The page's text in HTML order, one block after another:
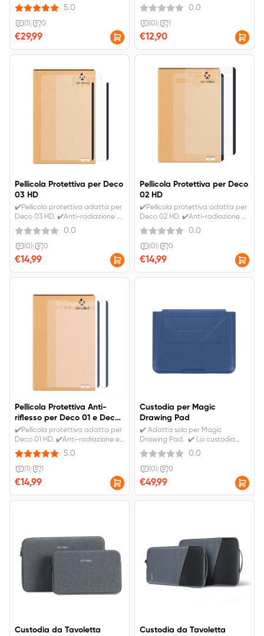
abbagliamento e sottile, liscio e
resistente. ✔️IVA inclusa.
Spedizione gratuita.
5.0
(1) 0
€29,99
radiazione e abbagliamento e
sottile, liscio e resistente. ✔️IVA
inclusa. Spedizione gratuita.
0.0
(0) 1
€12,90
Pellicola Protettiva per Deco
03 HD
✔️Pellicola protettiva adatta per
Deco 03 HD. ✔️Anti-radiazione e
abbagliamento e sottile, liscio e
resistente. ✔️IVA inclusa.
Spedizione gratuita.
0.0
(0) 0
€14,99
Pellicola Protettiva per Deco
02 HD
✔️Pellicola protettiva adatta per
Deco 02 HD. ✔️Anti-radiazione e
abbagliamento e sottile, liscio e
resistente. ✔️IVA inclusa.
Spedizione gratuita.
0.0
(0) 0
€14,99
Pellicola Protettiva Anti-
riflesso per Deco 01 e Deco
01V2
✔️Pellicola protettiva adatta per
Deco 01 HD. ✔️Anti-radiazione e
abbagliamento e sottile, liscio e
resistente. ✔️IVA inclusa.
Spedizione gratuita.
5.0
(1) 1
€14,99
Custodia per Magic
Drawing Pad
✔️ Adatta solo per Magic
Drawing Pad. ✔️ La custodia
protettiva può anche essere
trasformata in un supporto
0.0
(0) 0
€49,99
Custodia da Tavoletta
Custodia da Tavoletta